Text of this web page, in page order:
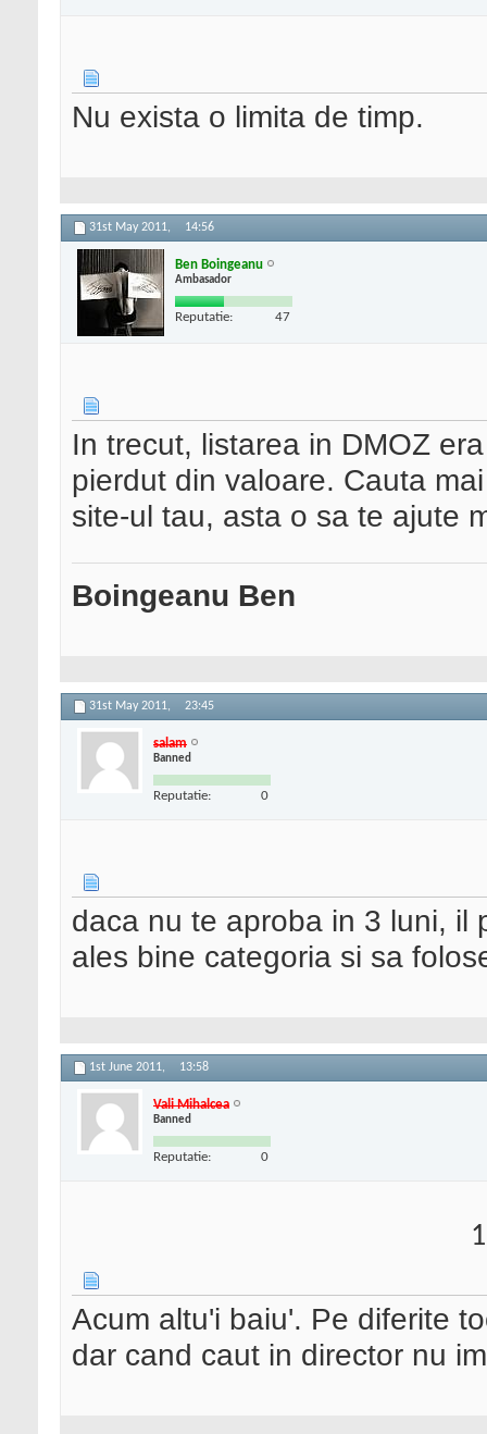
Nu exista o limita de timp.
31st May 2011, 14:56
Ben Boingeanu
Ambasador
Reputatie: 47
In trecut, listarea in DMOZ
pierdut din valoare. Cauta
site-ul tau, asta o sa te ajute
Boingeanu Ben
31st May 2011, 23:45
salam
Banned
Reputatie: 0
daca nu te aproba in 3 luni, il
ales bine categoria si sa
1st June 2011, 13:58
Vali Mihalcea
Banned
Reputatie: 0
Acum altu'i baiu'. Pe diferite
dar cand caut in director nu